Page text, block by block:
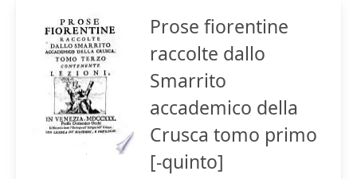
Prose fiorentine
raccolte dallo
Smarrito
accademico della
Crusca tomo primo
[-quinto]